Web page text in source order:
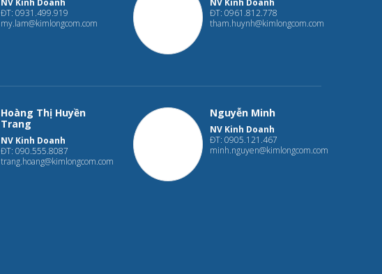
NV Kinh Doanh
ĐT: 0931.499.919
my.lam@kimlongcom.com
NV Kinh Doanh
ĐT: 0961.812.778
tham.huynh@kimlongcom.com
Hoàng Thị Huyền
Trang
NV Kinh Doanh
ĐT: 090.555.8087
trang.hoang@kimlongcom.com
Nguyễn Minh
NV Kinh Doanh
ĐT: 0905.121.467
minh.nguyen@kimlongcom.com